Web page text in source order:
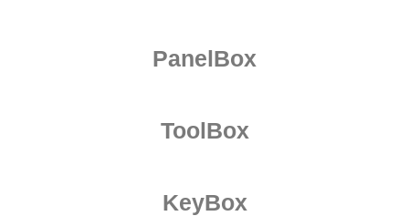
PanelBox
ToolBox
KeyBox